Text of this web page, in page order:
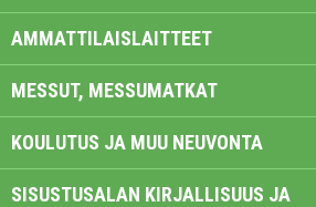
AMMATTILAISLAITTEET
MESSUT, MESSUMATKAT
KOULUTUS JA MUU NEUVONTA
SISUSTUSALAN KIRJALLISUUS JA